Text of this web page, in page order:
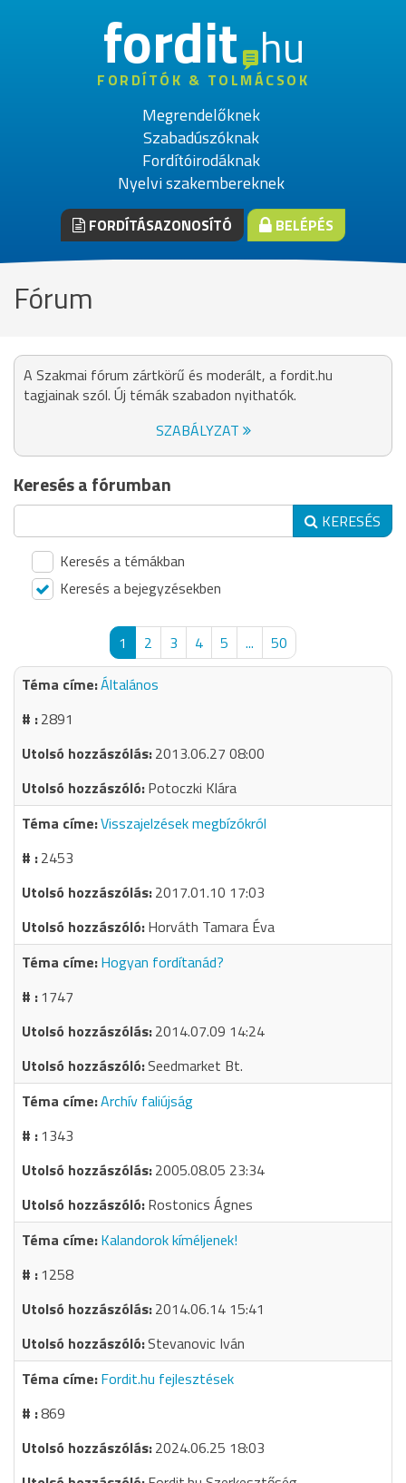
fordithu
FORDÍTÓK & TOLMÁCSOK
Megrendelőknek
Szabadúszóknak
Fordítóirodáknak
Nyelvi szakembereknek
FORDÍTÁSAZONOSÍTÓ BELÉPÉS
Fórum
A Szakmai fórum zártkörű és moderált, a fordit.hu
tagjainak szól. Új témák szabadon nyithatók.
SZABÁLYZAT
Keresés a fórumban
KERESÉS
Keresés a témákban
Keresés a bejegyzésekben
1 2 3 4 5 ...
50
Általános
2891
2013.06.27 08:00
Potoczki Klára
Visszajelzések megbízókról
2453
2017.01.10 17:03
Horváth Tamara Éva
Hogyan fordítanád?
1747
2014.07.09 14:24
Seedmarket Bt.
Archív faliújság
1343
2005.08.05 23:34
Rostonics Ágnes
Kalandorok kíméljenek!
1258
2014.06.14 15:41
Stevanovic Iván
Fordit.hu fejlesztések
869
2024.06.25 18:03